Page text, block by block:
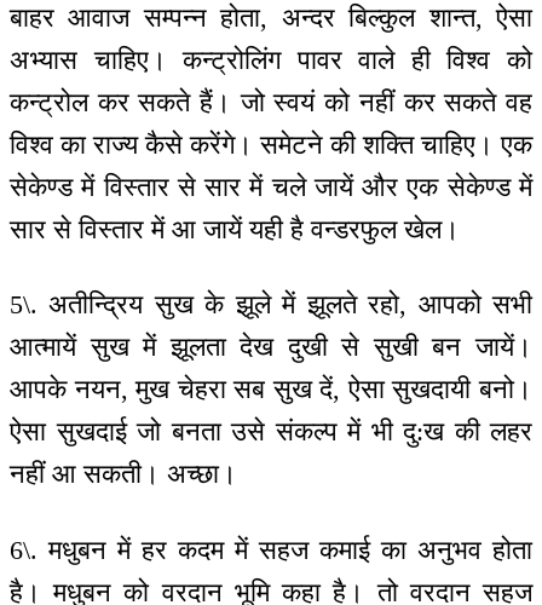
बाहर आवाज सम्पन्न होता, अन्दर बिल्कुल शान्त, ऐसा
अभ्यास चाहिए। कन्ट्रोलिंग पावर वाले ही विश्व को
कन्ट्रोल कर सकते हैं। जो स्वयं को नहीं कर सकते वह
विश्व का राज्य कैसे करेंगे। समेटने की शक्ति चाहिए। एक
सेकेण्ड में विस्तार से सार में चले जायें और एक सेकेण्ड में
सार से विस्तार में आ जायें यही है वन्डरफुल खेल।
5\. अतीन्द्रिय सुख के झूले में झूलते रहो, आपको सभी
आत्मायें सुख में झूलता देख दुखी से सुखी बन जायें।
आपके नयन, मुख चेहरा सब सुख दें, ऐसा सुखदायी बनो।
ऐसा सुखदाई जो बनता उसे संकल्प में भी दु:ख की लहर
नहीं आ सकती। अच्छा।
6\. मधुबन में हर कदम में सहज कमाई का अनुभव होता
है। मधुबन को वरदान भूमि कहा है। तो वरदान सहज